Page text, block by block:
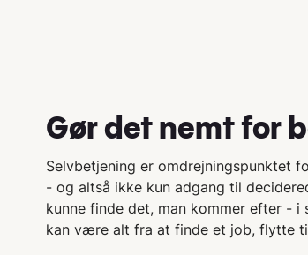
Gør det nemt for
Selvbetjening er omdrejningspunktet
- og altså ikke kun adgang til
kunne finde det, man kommer efter -
kan være alt fra at finde et job, flytte